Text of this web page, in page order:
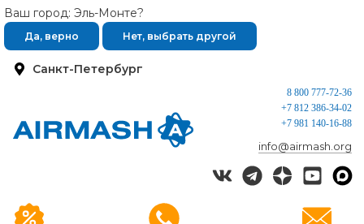
Санкт-Петербург
Ваш город: Эль-Монте?
Да, верно Нет, выбрать другой
8 800 777-72-36
+7 812 386-34-02
+7 981 140-16-88
info@airmash.org